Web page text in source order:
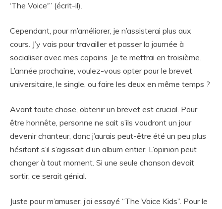
‘The Voice'” (écrit-il).
Cependant, pour m’améliorer, je n’assisterai plus aux
cours. J’y vais pour travailler et passer la journée à
socialiser avec mes copains. Je te mettrai en troisième.
L’année prochaine, voulez-vous opter pour le brevet
universitaire, le single, ou faire les deux en même temps ?
Avant toute chose, obtenir un brevet est crucial. Pour
être honnête, personne ne sait s’ils voudront un jour
devenir chanteur, donc j’aurais peut-être été un peu plus
hésitant s’il s’agissait d’un album entier. L’opinion peut
changer à tout moment. Si une seule chanson devait
sortir, ce serait génial.
Juste pour m’amuser, j’ai essayé “The Voice Kids”. Pour le